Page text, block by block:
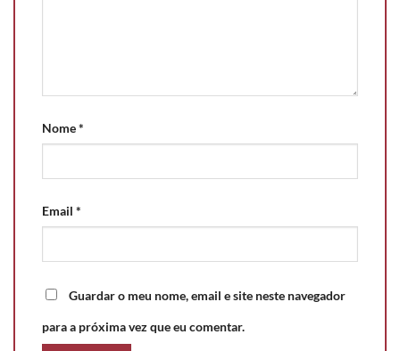
Nome*
Email *
Guardar o meu nome, email e site neste navegador
para a próxima vez que eu comentar.